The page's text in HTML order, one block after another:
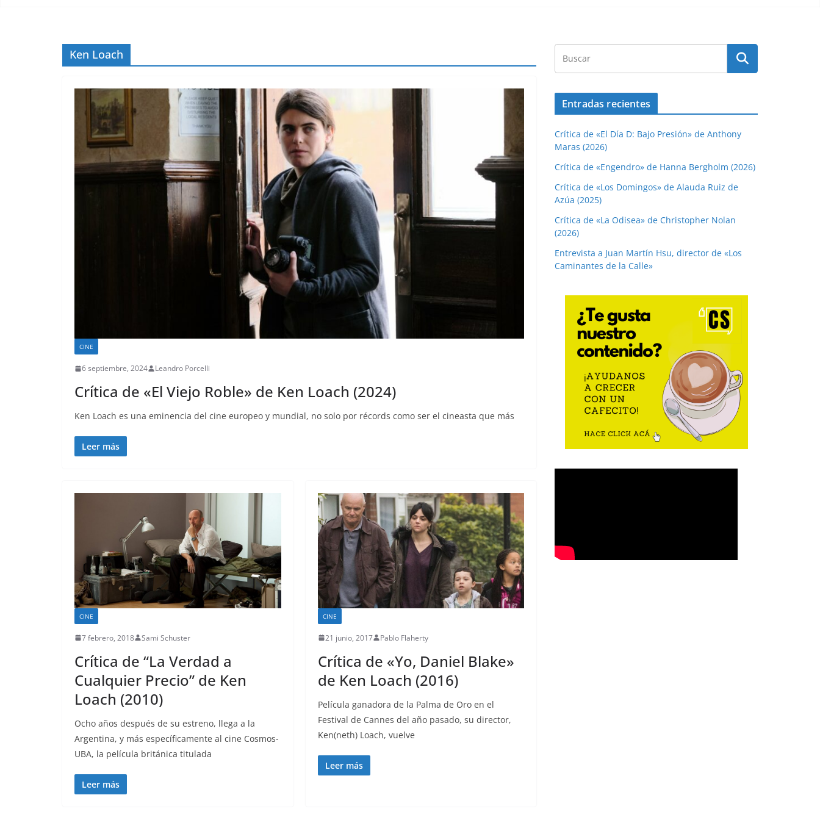
Ken Loach
CINE
6 septiembre, 2024 Leandro Porcelli
Crítica de «El Viejo Roble» de Ken Loach (2024)
Ken Loach es una eminencia del cine europeo y mundial, no solo por récords como ser el cineasta que más
Leer más
CINE
7 febrero, 2018 Sami Schuster
Crítica de “La Verdad a
Cualquier Precio” de Ken
Loach (2010)
Ocho años después de su estreno, llega a la
Argentina, y más específicamente al cine Cosmos-
UBA, la película británica titulada
Leer más
CINE
21 junio, 2017 Pablo Flaherty
Crítica de «Yo, Daniel Blake»
de Ken Loach (2016)
Película ganadora de la Palma de Oro en el
Festival de Cannes del año pasado, su director,
Ken(neth) Loach, vuelve
Leer más
Entradas recientes
Crítica de «El Día D: Bajo Presión» de Anthony
Maras (2026)
Crítica de «Engendro» de Hanna Bergholm (2026)
Crítica de «Los Domingos» de Alauda Ruiz de
Azúa (2025)
Crítica de «La Odisea» de Christopher Nolan
(2026)
Entrevista a Juan Martín Hsu, director de «Los
Caminantes de la Calle»